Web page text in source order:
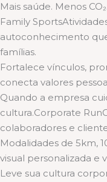
Mais saúde. Menos
Family
autoconhecimento
famílias.
Fortalece vínculos,
conecta valores
Quando a empresa
cultura.Corporate
colaboradores e
Modalidades de 5km,
visual personalizada e
Leve sua cultura